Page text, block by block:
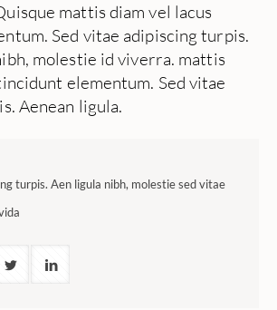
mattis diam vel lacus
Sed vitae adipiscing turpis.
molestie id viverra. mattis
elementum. Sed vitae
Aenean ligula.
turpis. Aen ligula nibh, molestie sed vitae